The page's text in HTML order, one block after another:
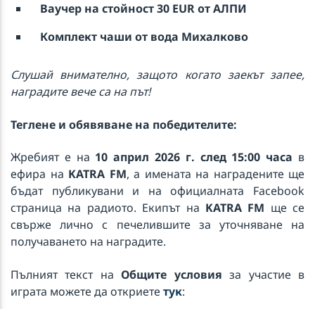
Ваучер на стойност30 EURoт АЛПИ
Комплект чаши от вода Михалково
Слушай внимателно, защото когато заекът запее,
наградите вече са на път!
Теглене и обявяване на победителите:
Жребият е на 10 април 2026 г. след 15:00 часа в
ефира на KATRA FM, а имената на наградените ще
бъдат публикувани и на официалната Facebook
страница на радиото. Екипът на KATRA FM ще се
свърже лично с печелившите за уточняване на
получаването на наградите.
Пълният текст наОбщите условия за участие в
играта можете да откриете тук: